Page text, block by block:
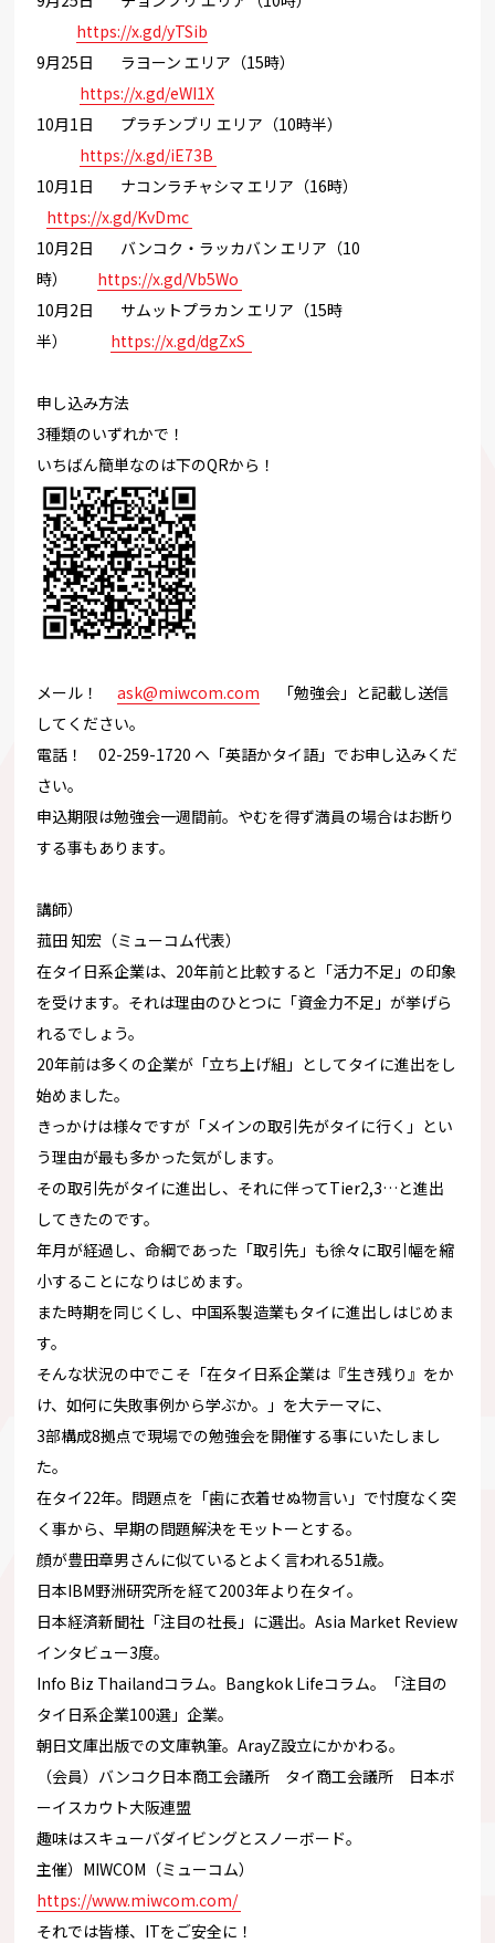
https://x.gd/yTSib
9月25日 ラヨーン エリア（15時）
https://x.gd/eWI1X
10月1日 プラチンブリ エリア（10時半）
https://x.gd/iE73B
10月1日 ナコンラチャシマ エリア（16時）
https://x.gd/KvDmc
10月2日 バンコク・ラッカバン エリア（10
時） https://x.gd/Vb5Wo
10月2日 サムットプラカン エリア（15時
半） https://x.gd/dgZxS
申し込み方法
3種類のいずれかで！
いちばん簡単なのは下のQRから！
メール！ask@miwcom.com 「勉強会」と記載し送信
してください。
電話！ 02-259-1720 へ「英語かタイ語」でお申し込みくだ
さい。
申込期限は勉強会一週間前。 やむを得ず満員の場合はお断り
する事もあります。
講師）
菰田 知宏（ミューコム代表）
在タイ日系企業は、20年前と比較すると「活力不足」 の印象
を受けます。それは理由のひとつに「資金力不足」が挙げら
れるでしょう。
20年前は多くの企業が「立ち上げ組」 としてタイに進出をし
始めました。
きっかけは様々ですが「メインの取引先がタイに行く」 とい
う理由が最も多かった気がします。
その取引先がタイに進出し、それに伴ってTier2,3…と進出
してきたのです。
年月が経過し、命綱であった「取引先」 も徐々に取引幅を縮
小することになりはじめます。
また時期を同じくし、中国系製造業もタイに進出しはじめま
す。
そんな状況の中でこそ「在タイ日系企業は『生き残り』をか
け、如何に失敗事例から学ぶか。」を大テーマに、
3部構成8拠点で現場での勉強会を開催する事にいたしまし
た。
在タイ22年。問題点を「歯に衣着せぬ物言い」 で忖度なく突
く事から、早期の問題解決をモットーとする。
顔が豊田章男さんに似ているとよく言われる51歳。
日本IBM野洲研究所を経て2003年より在タイ。
日本経済新聞社「注目の社長」に選出。Asia Market Review
インタビュー3度。
Info Biz Thailandコラム。Bangkok Lifeコラム。「注目の
タイ日系企業100選」企業。
朝日文庫出版での文庫執筆。ArayZ設立にかかわる。
（会員）バンコク日本商工会議所 タイ商工会議所 日本ボ
ーイスカウト大阪連盟
趣味はスキューバダイビングとスノーボード。
主催）MIWCOM（ミューコム）
https://www.miwcom.com/
それでは皆様、ITをご安全に！